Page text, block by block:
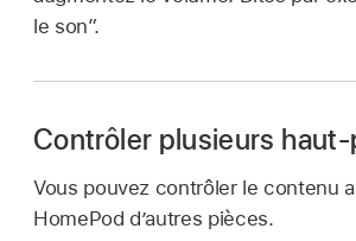
le son”.
Contrôler plusieurs
Vous pouvez contrôler le contenu
HomePod d’autres pièces.